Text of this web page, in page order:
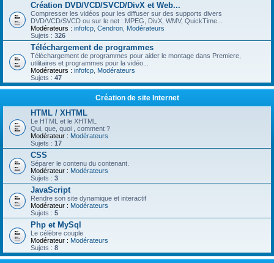
Création DVD/VCD/SVCD/DivX et Web...
Compresser les vidéos pour les diffuser sur des supports divers
DVD/VCD/SVCD ou sur le net : MPEG, DivX, WMV, QuickTime...
Modérateurs : infofcp Cendron Modérateurs
Sujets : 326
Téléchargement de programmes
Téléchargement de programmes pour aider le montage dans Premiere,
utilitaires et programmes pour la vidéo...
Modérateurs : infofcp Modérateurs
Sujets : 47
Création de site Internet
HTML / XHTML
Le HTML et le XHTML
Qui, que, quoi , comment ?
Modérateur : Modérateurs
Sujets : 17
CSS
Séparer le contenu du contenant.
Modérateur : Modérateurs
Sujets : 3
JavaScript
Rendre son site dynamique et interactif
Modérateur : Modérateurs
Sujets : 5
Php et MySql
Le célèbre couple
Modérateur : Modérateurs
Sujets : 8